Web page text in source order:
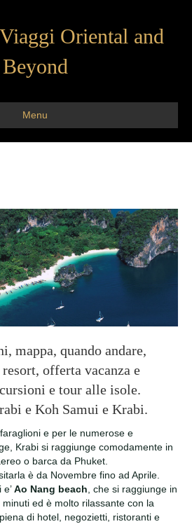
Oriental and
Beyond
Menu
mappa, quando andare,
offerta vacanza e
e tour alle isole.
e Koh Samui e Krabi.
e per le numerose e
Krabi si raggiunge comodamente in
o barca da Phuket.
è da Novembre fino ad Aprile.
Ao Nang beach , che si raggiunge in
ed è molto rilassante con la
di hotel, negozietti, ristoranti e